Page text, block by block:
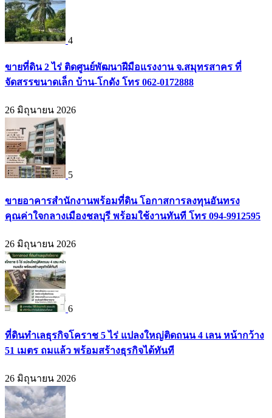
4
ขายที่ดิน 2 ไร่ ติดศูนย์พัฒนาฝีมือแรงงาน จ.สมุทรสาคร ที่
จัดสรรขนาดเล็ก บ้าน-โกดัง โทร 062-0172888
26 มิถุนายน 2026
5
ขายอาคารสำนักงานพร้อมที่ดิน โอกาสการลงทุนอันทรง
คุณค่าใจกลางเมืองชลบุรี พร้อมใช้งานทันที โทร 094-9912595
26 มิถุนายน 2026
6
ที่ดินทำเลธุรกิจโคราช 5 ไร่ แปลงใหญ่ติดถนน 4 เลน หน้ากว้าง
51 เมตร ถมแล้ว พร้อมสร้างธุรกิจได้ทันที
26 มิถุนายน 2026